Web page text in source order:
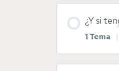
¿Y si
1 Tema |